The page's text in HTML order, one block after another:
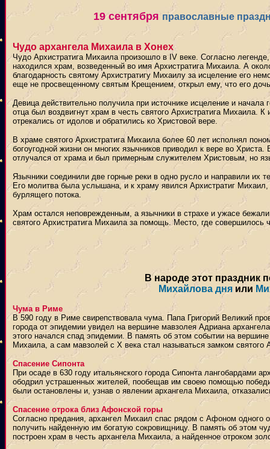
19 сентября православные
Чудо архангела Михаила в Хонех
Чудо Архистратига Михаила произошло в IV веке. Согласно
находился храм, возведенный во имя Архистратига Михаила. А
благодарность святому Архистратигу Михаилу за исцеление его
еще не просвещенному святым Крещением, открыл ему, что его
Девица действительно получила при источнике исцеление и
отца был воздвигнут храм в честь святого Архистратига Михаила.
отрекались от идолов и обратились ко Христовой вере.
В храме святого Архистратига Михаила более 60 лет исполнял
богоугодной жизни он многих язычников приводил к вере во
отлучался от храма и был примерным служителем Христовым, но
Язычники соединили две горные реки в одно русло и направили их
Его молитва была услышана, и к храму явился Архистратиг
бурлящего потока.
Храм остался неповрежденным, а язычники в страхе и ужасе
святого Архистратига Михаила за помощь. Место, где совершилось
В народе этот праздник
Михайлова дня или
Чума в Риме
В 590 году в Риме свирепствовала чума. Папа Григорий Великий
города от эпидемии увидел на вершине мавзолея Адриана
этого начался спад эпидемии. В память об этом событии на
Михаила, а сам мавзолей с X века стал называться замком святого
Спасение Сипонта
При осаде в 630 году итальянского города Сипонта лангобардами
ободрил устрашенных жителей, пообещав им своею помощью
были остановлены и, узнав о явлении архангела Михаила,
Спасение отрока близ Афонской горы
Согласно предания, архангел Михаил спас рядом с Афоном одного
получить найденную им богатую сокровищницу. В память об этом
построен храм в честь архангела Михаила, а найденное отроком